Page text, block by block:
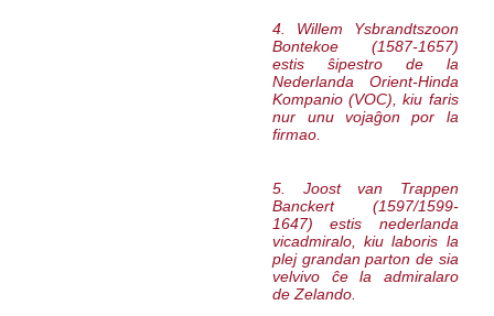
4. Willem Ysbrandtszoon
Bontekoe (1587-1657)
estis ŝipestro de la
Nederlanda Orient-Hinda
Kompanio (VOC), kiu faris
nur unu vojaĝon por la
firmao.
5. Joost van Trappen
Banckert (1597/1599-
1647) estis nederlanda
vicadmiralo, kiu laboris la
plej grandan parton de sia
velvivo ĉe la admiralaro
de Zelando.